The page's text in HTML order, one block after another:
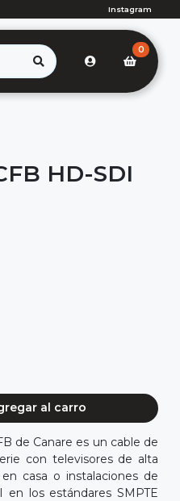
Instagram
0
HD-SDI
al carro
de Canare es un cable de
con televisores de alta
casa o instalaciones de
los estándares SMPTE